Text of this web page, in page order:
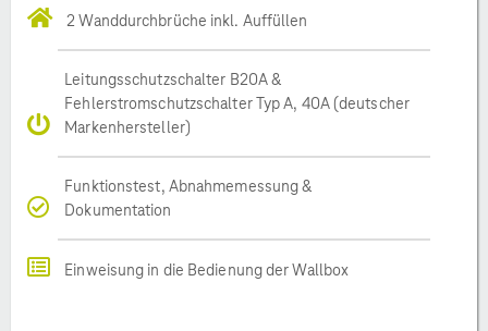
2 Wanddurchbrüche inkl. Auffüllen
Leitungsschutzschalter B20A &
Fehlerstromschutzschalter Typ A, 40A (deutscher
Markenhersteller)
Funktionstest, Abnahmemessung &
Dokumentation
Einweisung in die Bedienung der Wallbox